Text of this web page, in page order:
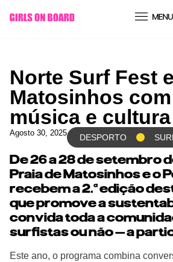
conteúdo
Norte Surf Fest
Matosinhos
música e
Agosto 30, 2025 DESPORTO
De 26 a 28 de setembro
Praia de Matosinhos e o
recebem a 2.ª edição
que promove a
convida toda a
surfistas ou não — a
Este ano, o programa combina